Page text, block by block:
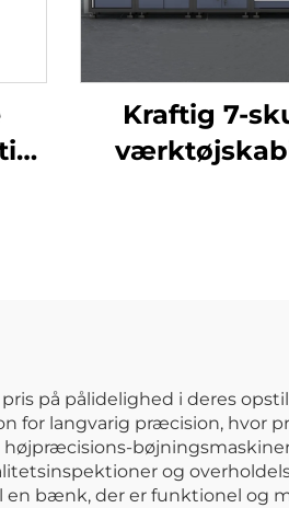
Kraftig 7-
på pålidelighed i deres
for langvarig præcision, hvor
og
bænk, der er funktionel og